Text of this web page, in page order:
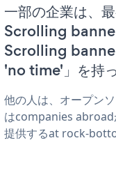
一部の企業は、
Scrolling
Scrolling
'no time'」を持っ
他の人は、オープン
はcompanies
提供するat rock-